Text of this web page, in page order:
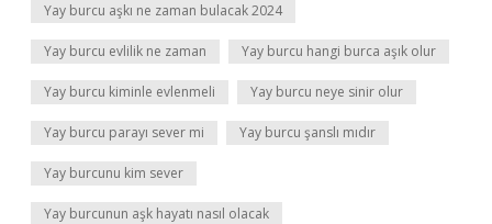
Yay burcu aşkı ne zaman bulacak 2024
Yay burcu evlilik ne zaman Yay burcu hangi burca aşık olur
Yay burcu kiminle evlenmeli Yay burcu neye sinir olur
Yay burcu parayı sever mi Yay burcu şanslı mıdır
Yay burcunu kim sever
Yay burcunun aşk hayatı nasıl olacak